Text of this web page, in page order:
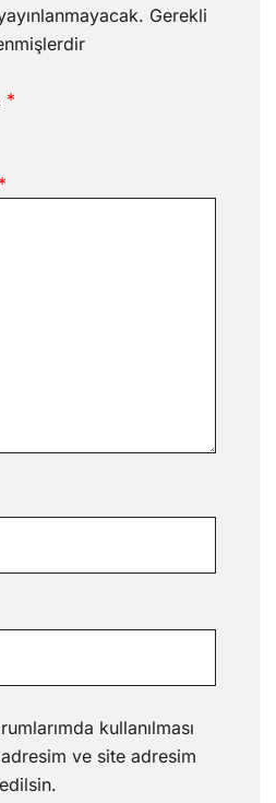
Gerekli
*
*
kullanılması
ve site adresim